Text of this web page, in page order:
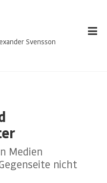
Svensson
Medien
nicht